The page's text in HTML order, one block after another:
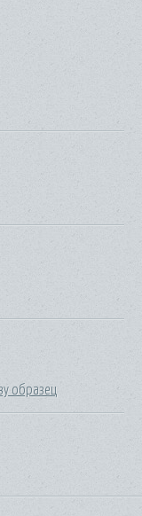
образец